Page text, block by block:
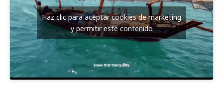
Haz clic para aceptar cookies de marketing
y permitir este contenido